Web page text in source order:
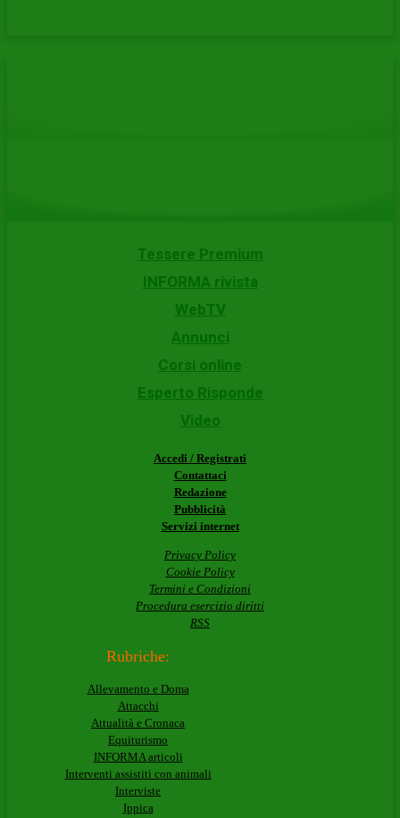
Tessere Premium
INFORMA rivista
WebTV
Annunci
Corsi online
Esperto Risponde
Video
Accedi / Registrati
Contattaci
Redazione
Pubblicità
Servizi internet
Privacy Policy
Cookie Policy
Termini e Condizioni
Procedura esercizio diritti
RSS
Rubriche:
Allevamento e Doma
Attacchi
Attualità e Cronaca
Equiturismo
INFORMA articoli
Interventi assistiti con animali
Interviste
Ippica